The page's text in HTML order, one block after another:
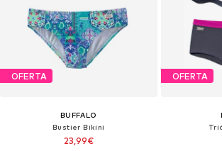
OFERTA
BUFFALO
Bustier Bikini
23,99€
OFERTA